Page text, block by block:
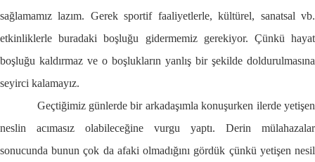
sağlamamız lazım. Gerek sportif faaliyetlerle, kültürel, sanatsal vb.
etkinliklerle buradaki boşluğu gidermemiz gerekiyor. Çünkü hayat
boşluğu kaldırmaz ve o boşlukların yanlış bir şekilde doldurulmasına
seyirci kalamayız.
Geçtiğimiz günlerde bir arkadaşımla konuşurken ilerde yetişen
neslin acımasız olabileceğine vurgu yaptı. Derin mülahazalar
sonucunda bunun çok da afaki olmadığını gördük çünkü yetişen nesil